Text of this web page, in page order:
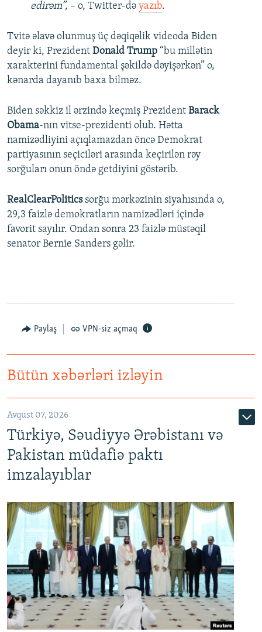
edirəm”, – o, Twitter-də yazıb.
Tvitə əlavə olunmuş üç dəqiqəlik videoda Biden
deyir ki, Prezident Donald Trump “bu millətin
xarakterini fundamental şəkildə dəyişərkən” o,
kənarda dayanıb baxa bilməz.
Biden səkkiz il ərzində keçmiş Prezident Barack
Obama-nın vitse-prezidenti olub. Hətta
namizədliyini açıqlamazdan öncə Demokrat
partiyasının seçiciləri arasında keçirilən rəy
sorğuları onun öndə getdiyini göstərib.
RealClearPoliticssorğu mərkəzinin siyahısında o,
29,3 faizlə demokratların namizədləri içində
favorit sayılır. Ondan sonra 23 faizlə müstəqil
senator Bernie Sanders gəlir.
Paylaş VPN-siz açmaq
Bütün xəbərləri izləyin
Avqust 07, 2026
Türkiyə, Səudiyyə Ərəbistanı və
Pakistan müdafiə paktı
imzalayıblar